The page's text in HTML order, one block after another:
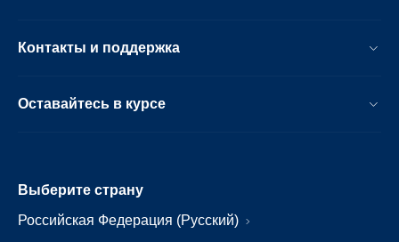
Контакты и поддержка
Оставайтесь в курсе
Выберите страну
Российская Федерация (Русский)